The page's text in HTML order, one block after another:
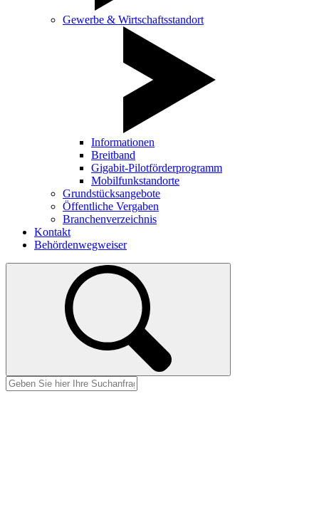
Gewerbe & Wirtschaftsstandort
Informationen
Breitband
Gigabit-Pilotförderprogramm
Mobilfunkstandorte
Grundstücksangebote
Öffentliche Vergaben
Branchenverzeichnis
Kontakt
Behördenwegweiser